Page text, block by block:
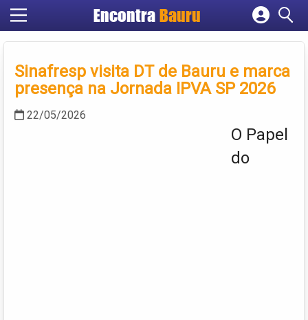
Encontra Bauru
Cadastrar empresa
Criar conta
Sinafresp visita DT de Bauru e marca
presença na Jornada IPVA SP 2026
22/05/2026
O Papel
do